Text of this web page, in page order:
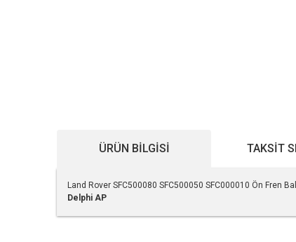
ÜRÜN BILGISI TAKSIT
Land Rover SFC500080 SFC500050 SFC000010 Ön Fren
Delphi AP